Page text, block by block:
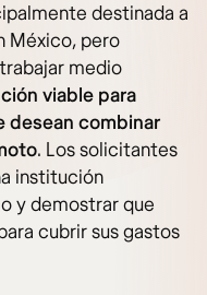
destinada a
México, pero
medio
viable para
desean combinar
. Los solicitantes
institución
y demostrar que
cubrir sus gastos